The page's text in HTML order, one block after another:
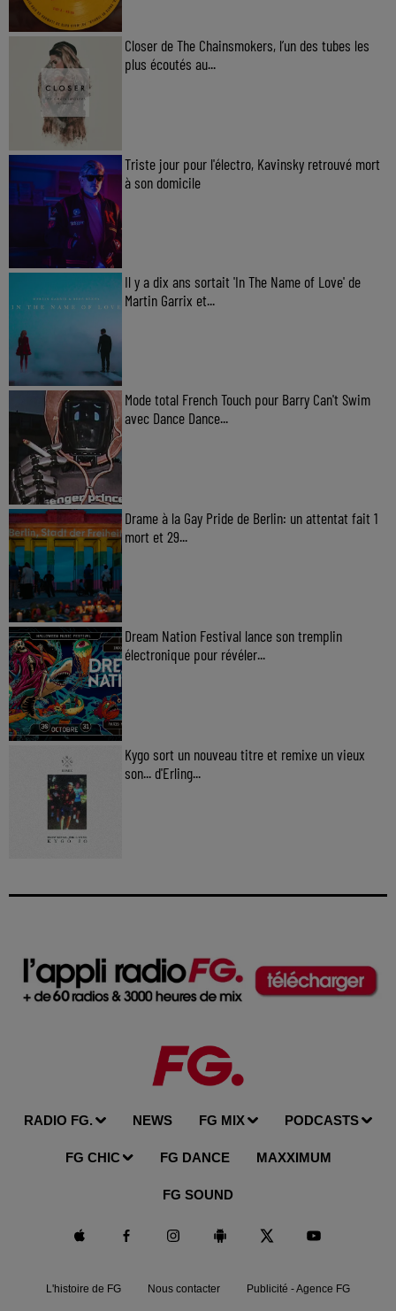
Closer de The Chainsmokers, l’un des tubes les
plus écoutés au...
Triste jour pour l'électro, Kavinsky retrouvé mort
à son domicile
Il y a dix ans sortait 'In The Name of Love' de
Martin Garrix et...
Mode total French Touch pour Barry Can't Swim
avec Dance Dance...
Drame à la Gay Pride de Berlin: un attentat fait 1
mort et 29...
Dream Nation Festival lance son tremplin
électronique pour révéler...
Kygo sort un nouveau titre et remixe un vieux
son... d'Erling...
RADIO FG. NEWS FG MIX PODCASTS
FG CHIC FG DANCE MAXXIMUM
FG SOUND
L'histoire de FG Nous contacter Publicité - Agence FG